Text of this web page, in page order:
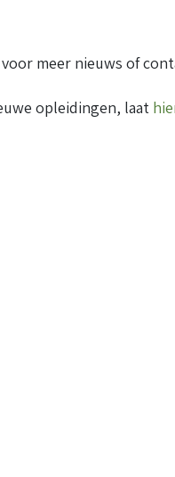
meer nieuws of
opleidingen, laat